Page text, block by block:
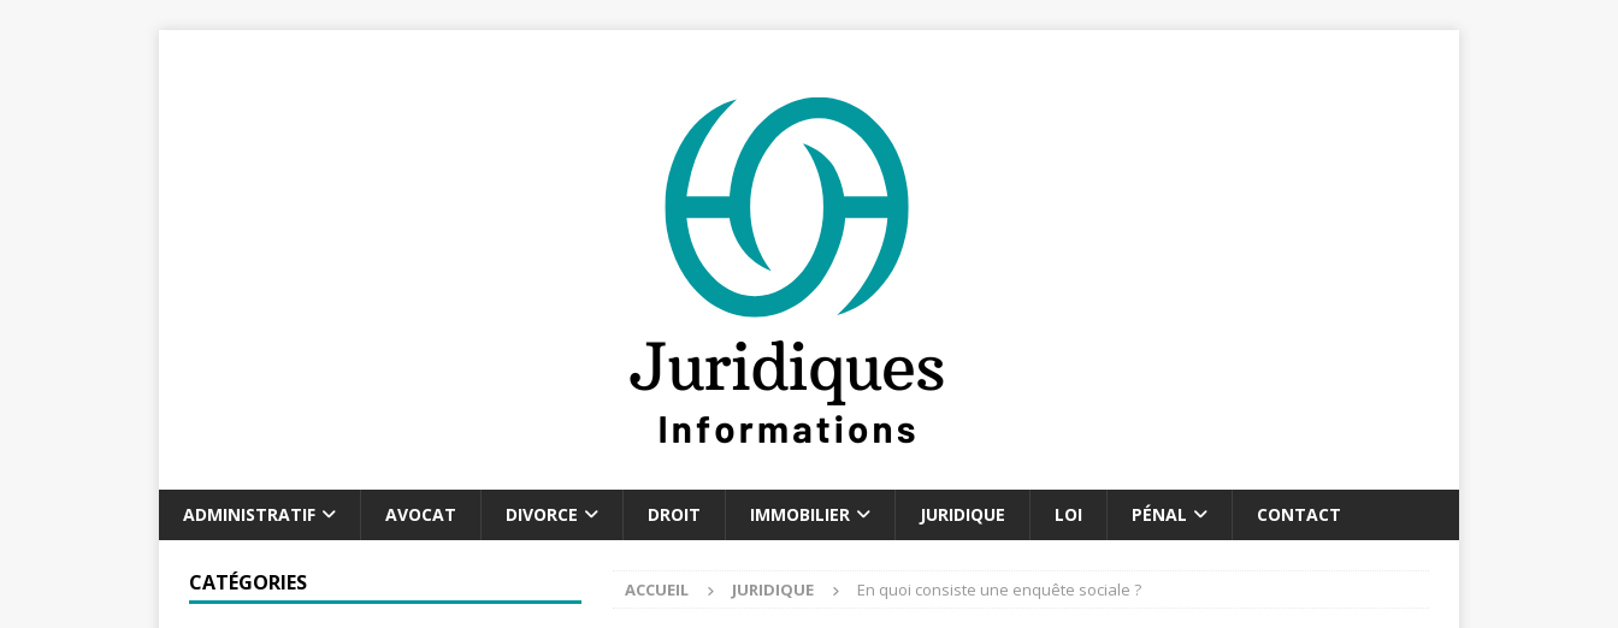
ADMINISTRATIF AVOCAT DIVORCE DROIT IMMOBILIER JURIDIQUE LOI PÉNAL CONTACT
ACCUEIL JURIDIQUE En quoi consiste une enquête sociale ?
CATÉGORIES